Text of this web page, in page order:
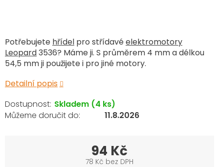
Potřebujete hřídel pro střídavéelektromotory
Leopard3536? Máme ji. S průměrem 4 mm a délkou
54,5 mm ji použijete i pro jiné motory.
Detailní popis
Skladem (4 ks)
11.8.2026
94 Kč
78 Kč bez DPH